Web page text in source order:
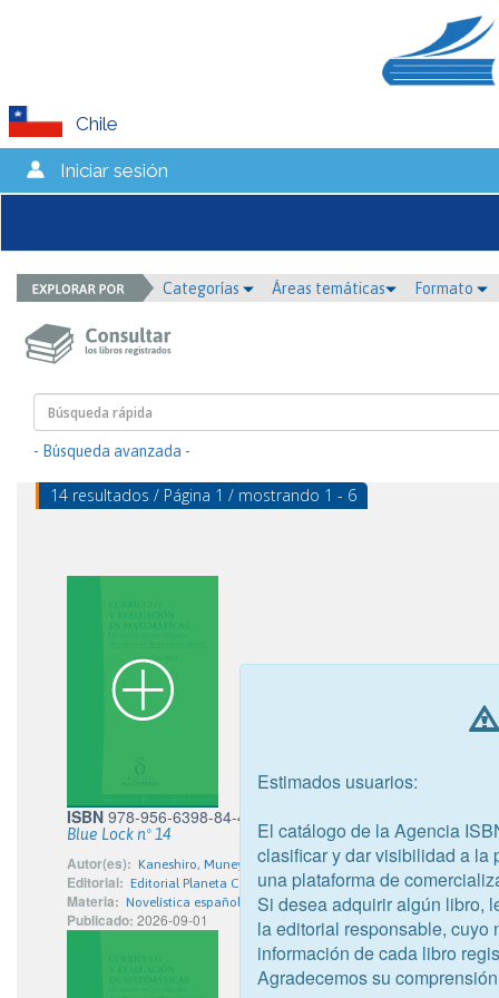
Chile
Iniciar sesión
Categorías Áreas temáticas Formato
- Búsqueda avanzada -
14 resultados / Página 1 / mostrando 1 - 6
ISBN 978-956-6398-84-4
Blue Lock nº 14
Autor(es): Kaneshiro, Muneyuki; Nomura, Yusuke
Editorial: Editorial Planeta Chilena S.A.
Materia: Novelística española
Publicado: 2026-09-01
Estimados usuarios:
El catálogo de la Agencia
clasificar y dar visibilidad a la
una plataforma de
Si desea adquirir algún libro,
la editorial responsable, cuyo
información de cada libro
Agradecemos su